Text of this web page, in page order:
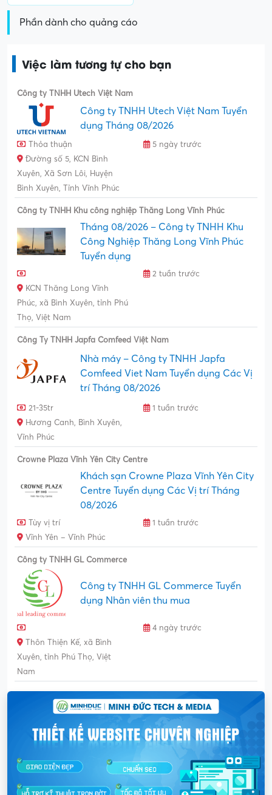
Phần dành cho quảng cáo
Việc làm tương tự cho bạn
Công ty TNHH Utech Việt Nam
Công ty TNHH Utech Việt Nam Tuyển
dụng Tháng 08/2026
Thỏa thuận
5 ngày trước
Đường số 5, KCN Bình
Xuyên, Xã Sơn Lôi, Huyện
Bình Xuyên, Tỉnh Vĩnh Phúc
Công ty TNHH Khu công nghiệp Thăng Long Vĩnh Phúc
Tháng 08/2026 – Công ty TNHH Khu
Công Nghiệp Thăng Long Vĩnh Phúc
Tuyển dụng
2 tuần trước
KCN Thăng Long Vĩnh
Phúc, xã Bình Xuyên, tỉnh Phú
Thọ, Việt Nam
Công Ty TNHH Japfa Comfeed Việt Nam
Nhà máy – Công ty TNHH Japfa
Comfeed Viet Nam Tuyển dụng Các Vị
trí Tháng 08/2026
21-35tr
1 tuần trước
Hương Canh, Bình Xuyên,
Vĩnh Phúc
Crowne Plaza Vĩnh Yên City Centre
Khách sạn Crowne Plaza Vĩnh Yên City
Centre Tuyển dụng Các Vị trí Tháng
08/2026
Tùy vị trí
1 tuần trước
Vĩnh Yên – Vĩnh Phúc
Công ty TNHH GL Commerce
Công ty TNHH GL Commerce Tuyển
dụng Nhân viên thu mua
4 ngày trước
Thôn Thiện Kế, xã Bình
Xuyên, tỉnh Phú Thọ, Việt
Nam